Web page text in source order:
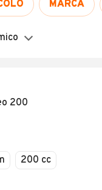
200
200 cc